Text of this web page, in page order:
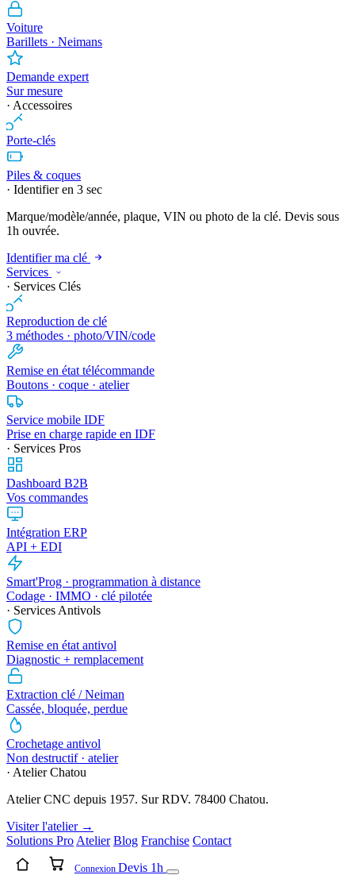
Voiture
Barillets · Neimans
Demande expert
Sur mesure
· Accessoires
Porte-clés
Piles & coques
· Identifier en 3 sec
Marque/modèle/année, plaque, VIN ou photo de la clé. Devis sous
1h ouvrée.
Identifier ma clé
Services
· Services Clés
Reproduction de clé
3 méthodes · photo/VIN/code
Remise en état télécommande
Boutons · coque · atelier
Service mobile IDF
Prise en charge rapide en IDF
· Services Pros
Dashboard B2B
Vos commandes
Intégration ERP
API + EDI
Smart'Prog · programmation à distance
Codage · IMMO · clé pilotée
· Services Antivols
Remise en état antivol
Diagnostic + remplacement
Extraction clé / Neiman
Cassée, bloquée, perdue
Crochetage antivol
Non destructif · atelier
· Atelier Chatou
Atelier CNC depuis 1957. Sur RDV. 78400 Chatou.
Visiter l'atelier →
Solutions Pro Atelier Blog Franchise Contact
Connexion Devis 1h